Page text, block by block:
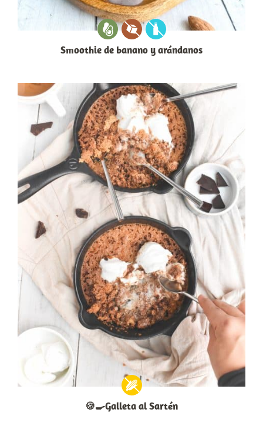
Smoothie de banano y arándanos
🍪🍳Galleta al Sartén